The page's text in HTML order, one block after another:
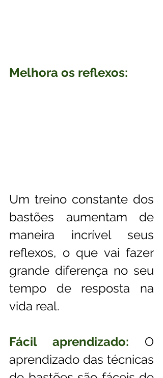
Melhora os reflexos:
Um treino constante dos
bastões aumentam de
maneira incrível seus
reflexos, o que vai fazer
grande diferença no seu
tempo de resposta na
vida real.
Fácil aprendizado: O
aprendizado das técnicas